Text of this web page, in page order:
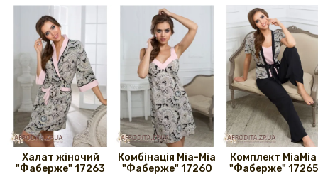
Халат жіночий
"Фаберже" 17263
Комбінація Mia-Mia
"Фаберже" 17260
Комплект MiaMia
"Фаберже" 17265